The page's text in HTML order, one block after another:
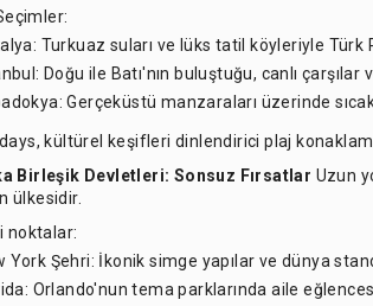
Turkuaz suları ve lüks tatil köyleriyle Türk
Doğu ile Batı'nın buluştuğu, canlı
Gerçeküstü manzaraları üzerinde
kültürel keşifleri dinlendirici plaj
Birleşik Devletleri: Sonsuz Fırsatlar Uzun
ülkesidir.
noktalar:
York Şehri: İkonik simge yapılar ve dünya
Orlando'nun tema parklarında aile